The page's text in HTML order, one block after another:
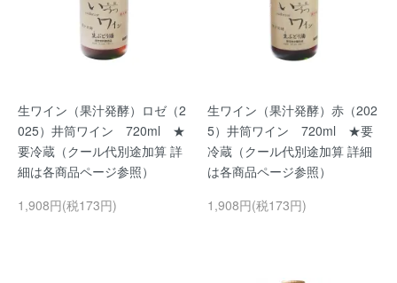
生ワイン（果汁発酵）ロゼ（2
025）井筒ワイン 720ml ★
要冷蔵（クール代別途加算 詳
細は各商品ページ参照）
1,908円(税173円)
生ワイン（果汁発酵）赤（202
5）井筒ワイン 720ml ★要
冷蔵（クール代別途加算 詳細
は各商品ページ参照）
1,908円(税173円)